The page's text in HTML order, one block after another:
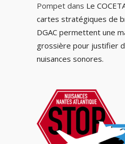
Pompetdans Le
cartes stratégiques de
DGAC permettent une
grossière pour justifier
nuisances sonores.